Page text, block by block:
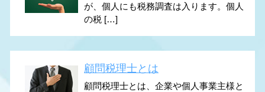
が、個人にも税務調査は入ります。個人
の税 […]
顧問税理士とは
顧問税理士とは、企業や個人事業主様と